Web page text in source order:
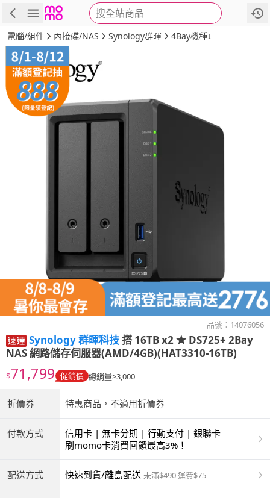
搜全站商品
商品 評價 詳情
電腦/組件 內接碟/NAS Synology群暉 4Bay機種↓
品號： 14076056
Synology 群暉科技搭 16TB x2 ★ DS725+ 2Bay
NAS 網路儲存伺服器(AMD/4GB)(HAT3310-16TB)
$71,799 促銷價 總銷量>3,000
折價券 特惠商品，不適用折價券
付款方式
信用卡 | 無卡分期 | 行動支付 | 銀聯卡
刷momo卡消費回饋最高3%！
配送方式 快速到貨/離島配送 未滿$490 運費$75